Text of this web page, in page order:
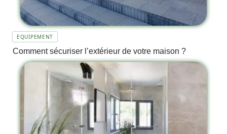
EQUIPEMENT
Comment sécuriser l’extérieur de votre maison ?